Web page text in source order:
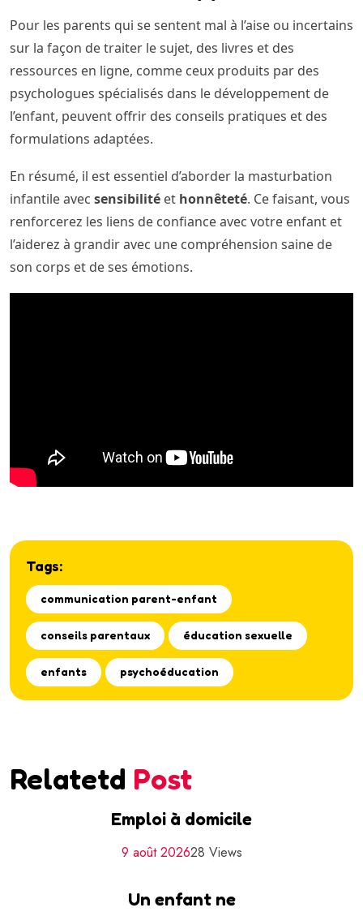
Pour les parents qui se sentent mal à l’aise ou incertains
sur la façon de traiter le sujet, des livres et des
ressources en ligne, comme ceux produits par des
psychologues spécialisés dans le développement de
l’enfant, peuvent offrir des conseils pratiques et des
formulations adaptées.
En résumé, il est essentiel d’aborder la masturbation
infantile avec sensibilité et honnêteté. Ce faisant, vous
renforcerez les liens de confiance avec votre enfant et
l’aiderez à grandir avec une compréhension saine de
son corps et de ses émotions.
Tags:
communication parent-enfant
conseils parentaux éducation sexuelle
enfants psychoéducation
Relatetd Post
Emploi à domicile
9 août 202628 Views
Un enfant ne